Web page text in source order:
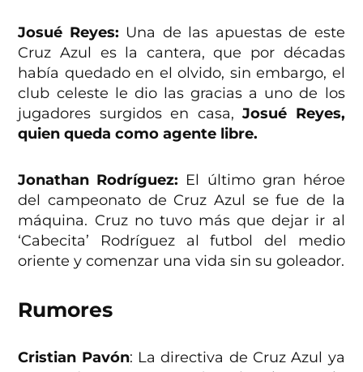
Josué Reyes: Una de las apuestas de este
Cruz Azul es la cantera, que por décadas
había quedado en el olvido, sin embargo, el
club celeste le dio las gracias a uno de los
jugadores surgidos en casa,Josué Reyes,
quien queda como agente libre.
Jonathan Rodríguez: El último gran héroe
del campeonato de Cruz Azul se fue de la
máquina. Cruz no tuvo más que dejar ir al
‘Cabecita’ Rodríguez al futbol del medio
oriente y comenzar una vida sin su goleador.
Rumores
Cristian Pavón: La directiva de Cruz Azul ya